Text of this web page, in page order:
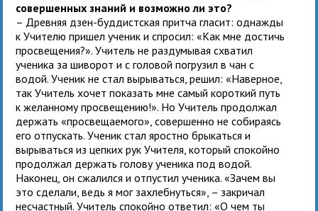
совершенных знаний и возможно ли это?
– Древняя дзен-буддистская притча гласит: однажды
к Учителю пришел ученик и спросил: «Как мне достичь
просвещения?». Учитель не раздумывая схватил
ученика за шиворот и с головой погрузил в чан с
водой. Ученик не стал вырываться, решил: «Наверное,
так Учитель хочет показать мне самый короткий путь
к желанному просвещению!». Но Учитель продолжал
держать «просвещаемого», совершенно не собираясь
его отпускать. Ученик стал яростно брыкаться и
вырываться из цепких рук Учителя, который спокойно
продолжал держать голову ученика под водой.
Наконец, он сжалился и отпустил ученика. «Зачем вы
это сделали, ведь я мог захлебнуться», – закричал
несчастный. Учитель спокойно ответил: «О чем ты